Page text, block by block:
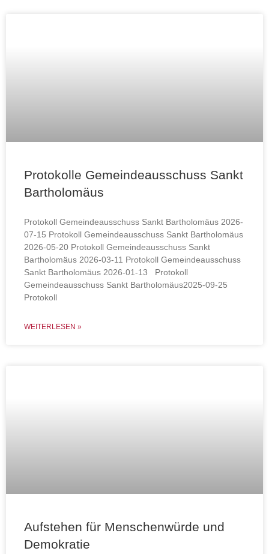
Protokolle Gemeindeausschuss Sankt
Bartholomäus
Protokoll Gemeindeausschuss Sankt Bartholomäus 2026-
07-15 Protokoll Gemeindeausschuss Sankt Bartholomäus
2026-05-20 Protokoll Gemeindeausschuss Sankt
Bartholomäus 2026-03-11 Protokoll Gemeindeausschuss
Sankt Bartholomäus 2026-01-13 Protokoll
Gemeindeausschuss Sankt Bartholomäus2025-09-25
Protokoll
WEITERLESEN »
Aufstehen für Menschenwürde und
Demokratie